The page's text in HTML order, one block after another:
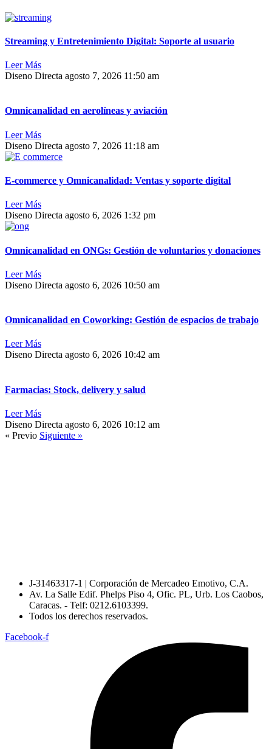
Streaming y Entretenimiento Digital: Soporte al usuario
Leer Más
Diseno Directa agosto 7, 2026 11:50 am
Omnicanalidad en aerolíneas y aviación
Leer Más
Diseno Directa agosto 7, 2026 11:18 am
E-commerce y Omnicanalidad: Ventas y soporte digital
Leer Más
Diseno Directa agosto 6, 2026 1:32 pm
Omnicanalidad en ONGs: Gestión de voluntarios y donaciones
Leer Más
Diseno Directa agosto 6, 2026 10:50 am
Omnicanalidad en Coworking: Gestión de espacios de trabajo
Leer Más
Diseno Directa agosto 6, 2026 10:42 am
Farmacias: Stock, delivery y salud
Leer Más
Diseno Directa agosto 6, 2026 10:12 am
« Previo Siguiente »
J-31463317-1 | Corporación de Mercadeo Emotivo, C.A.
Av. La Salle Edif. Phelps Piso 4, Ofic. PL, Urb. Los Caobos,
Caracas. - Telf: 0212.6103399.
Todos los derechos reservados.
Facebook-f